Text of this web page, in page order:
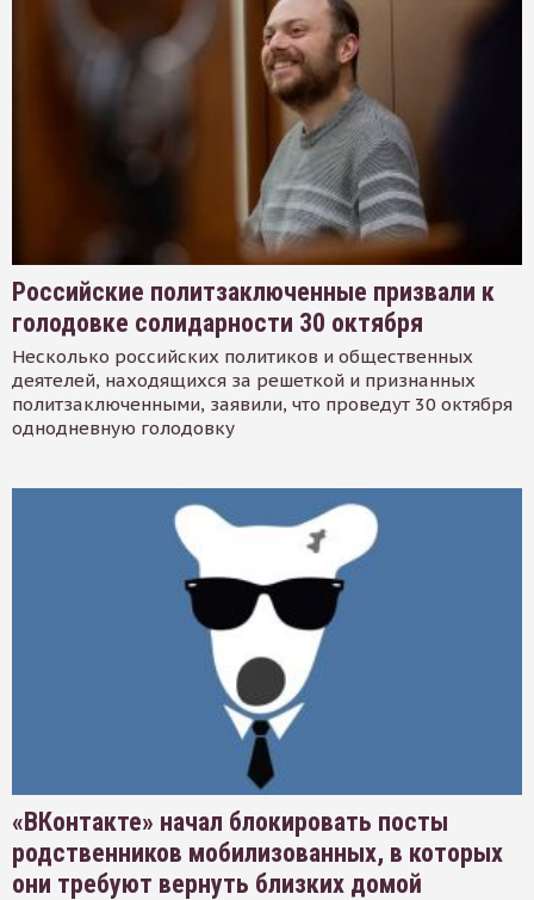
Российские политзаключенные призвали к
голодовке солидарности 30 октября
Несколько российских политиков и общественных
деятелей, находящихся за решеткой и признанных
политзаключенными, заявили, что проведут 30 октября
однодневную голодовку
«ВКонтакте» начал блокировать посты
родственников мобилизованных, в которых
они требуют вернуть близких домой